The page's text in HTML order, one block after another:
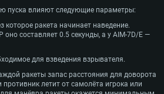
пуска влияют следующие параметры:
которое ракета начинает наведение.
оно составляет 0.5 секунды, а у AIM-7D/E —
для взведения взрывателя.
ракеты запас расстояния для доворота
летит от самолёта игрока или